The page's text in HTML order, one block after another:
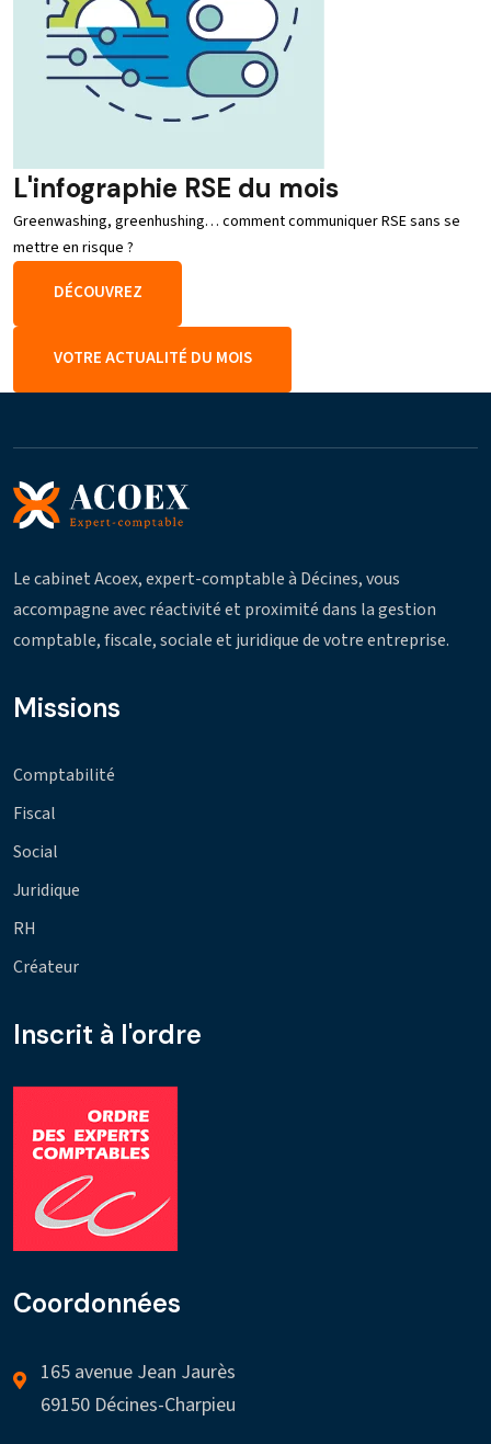
L'infographie RSE du mois
Greenwashing, greenhushing… comment communiquer RSE sans se
mettre en risque ?
DÉCOUVREZ
VOTRE ACTUALITÉ DU MOIS
Le cabinet Acoex, expert-comptable à Décines, vous
accompagne avec réactivité et proximité dans la gestion
comptable, fiscale, sociale et juridique de votre entreprise.
Missions
Comptabilité
Fiscal
Social
Juridique
RH
Créateur
Inscrit à l'ordre
Coordonnées
165 avenue Jean Jaurès
69150 Décines-Charpieu